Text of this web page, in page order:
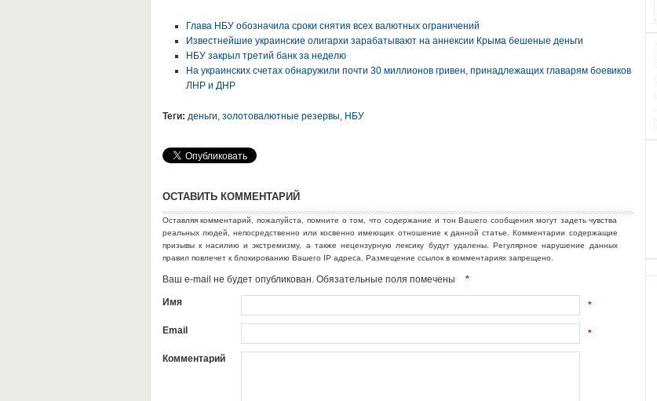
Глава НБУ обозначила сроки снятия всех валютных ограничений
Известнейшие украинские олигархи зарабатывают на аннексии Крыма бешеные деньги
НБУ закрыл третий банк за неделю
На украинских счетах обнаружили почти 30 миллионов гривен, принадлежащих главарям боевиков
ЛНР и ДНР
Теги: деньги, золотовалютные резервы, НБУ
ОСТАВИТЬ КОММЕНТАРИЙ
Оставляя комментарий, пожалуйста, помните о том, что содержание и тон Вашего сообщения могут задеть чувства
реальных людей, непосредственно или косвенно имеющих отношение к данной статье. Комментарии содержащие
призывы к насилию и экстремизму, а также нецензурную лексику будут удалены. Регулярное нарушение данных
правил повлечет к блокированию Вашего IP адреса. Размещение ссылок в комментариях запрещено.
Ваш e-mail не будет опубликован. Обязательные поля помечены *
Имя *
Email *
Комментарий